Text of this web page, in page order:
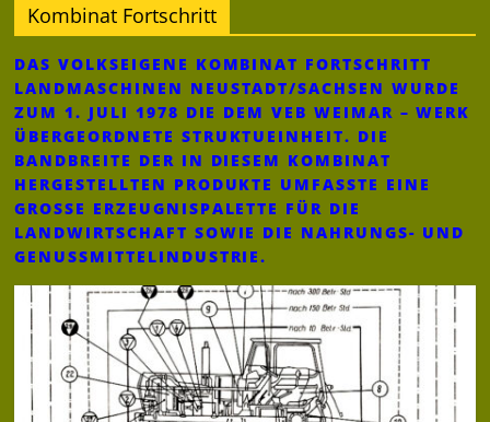
Kombinat Fortschritt
DAS VOLKSEIGENE KOMBINAT FORTSCHRITT
LANDMASCHINEN NEUSTADT/SACHSEN WURDE
ZUM 1. JULI 1978 DIE DEM VEB WEIMAR – WERK
ÜBERGEORDNETE STRUKTUEINHEIT. DIE
BANDBREITE DER IN DIESEM KOMBINAT
HERGESTELLTEN PRODUKTE UMFASSTE EINE
GROSSE ERZEUGNISPALETTE FÜR DIE L
ANDWIRTSCHAFT SOWIE DIE NAHRUNGS- UND G
ENUSSMITTELINDUSTRIE.